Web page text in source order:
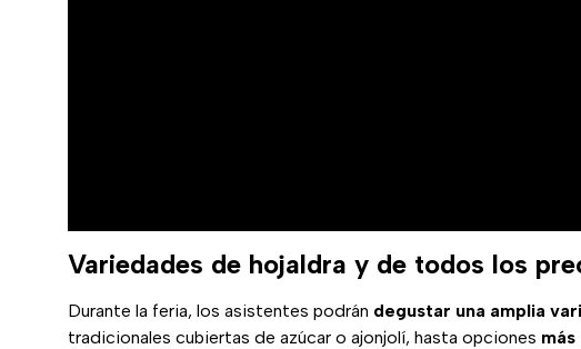
Variedades de hojaldra y de todos los
Durante la feria, los asistentes podrán degustar una amplia
tradicionales cubiertas de azúcar o ajonjolí, hasta opciones